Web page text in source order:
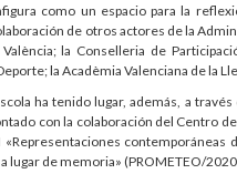
como un espacio para la
de otros actores de la
la Conselleria de
la Acadèmia Valenciana de la
ha tenido lugar, además, a
con la colaboración del Centro
«Representaciones
lugar de memoria» (PROMETEO/